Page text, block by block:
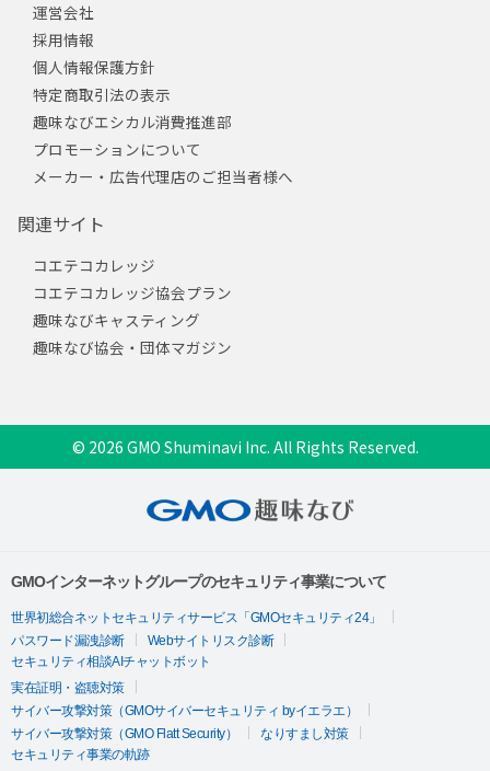
運営会社
採用情報
個人情報保護方針
特定商取引法の表示
趣味なびエシカル消費推進部
プロモーションについて
メーカー・広告代理店のご担当者様へ
関連サイト
コエテコカレッジ
コエテコカレッジ協会プラン
趣味なびキャスティング
趣味なび協会・団体マガジン
© 2026 GMO Shuminavi Inc. All Rights Reserved.